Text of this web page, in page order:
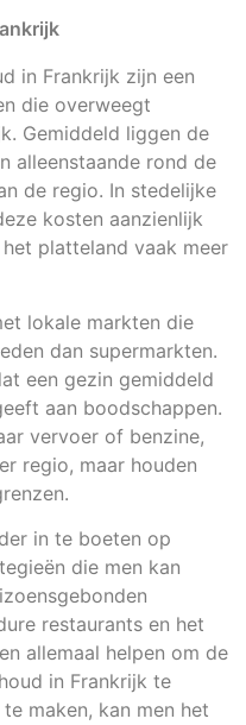
in Frankrijk zijn een
die overweegt
Gemiddeld liggen de
alleenstaande rond de
de regio. In stedelijke
kosten aanzienlijk
platteland vaak meer
lokale markten die
dan supermarkten.
een gezin gemiddeld
aan boodschappen.
vervoer of benzine,
regio, maar houden
in te boeten op
die men kan
restaurants en het
allemaal helpen om de
in Frankrijk te
maken, kan men het